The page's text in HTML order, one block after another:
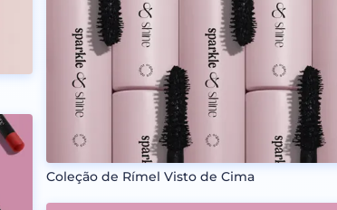
Coleção de Rímel Visto de Cima